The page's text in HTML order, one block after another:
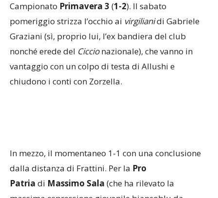
Campionato Primavera 3 (1-2). Il sabato
pomeriggio strizza l’occhio ai virgilianidi Gabriele
Graziani (sì, proprio lui, l’ex bandiera del club
nonché erede del Ciccionazionale), che vanno in
vantaggio con un colpo di testa di Allushi e
chiudono i conti con Zorzella.
dalla distanza di Frattini. Per laPro
PatriadiMassimo Sala(che ha rilevato la
massima espressione giovanile biancoblu da